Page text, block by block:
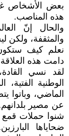
بعض الأشخاص
هذه المناصب.
والحال إنّ
والمثقفة، ولكن
نعلم كيف
دامت هذه
لقد نسي
الوطنية
الماضي، وباتوا
عن مصير
شنوا حملات قمع
ضحاياها